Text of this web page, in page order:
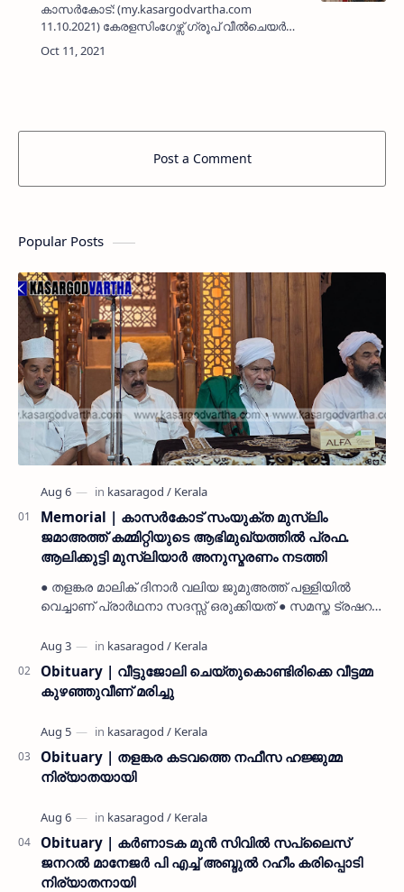
കാസർകോട്: (my.kasargodvartha.com
11.10.2021) കേരളസിംഗേഴ്സ് ഗ്രൂപ് വീൽചെയർ
കൈമാറൽ ചടങ്ങും സംഗീത നിശയും
സംഘടിപ്പിച്ചു. ജില്ലാ പഞ്ചായത്ത് വൈസ്
Post a Comment
Popular Posts
Memorial | കാസർകോട് സംയുക്ത മുസ്ലിം
ജമാഅത്ത് കമ്മിറ്റിയുടെ ആഭിമുഖ്യത്തിൽ പ്രഫ.
ആലിക്കുട്ടി മുസ്ലിയാർ അനുസ്മരണം നടത്തി
● തളങ്കര മാലിക് ദിനാർ വലിയ ജുമുഅത്ത് പള്ളിയിൽ
വെച്ചാണ് പ്രാർഥനാ സദസ്സ് ഒരുക്കിയത് ● സമസ്ത ട്രഷറർ
നൽകി കാസ…
Obituary | വീട്ടുജോലി ചെയ്തുകൊണ്ടിരിക്കെ വീട്ടമ്മ
കുഴഞ്ഞുവീണ് മരിച്ചു
Obituary | തളങ്കര കടവത്തെ നഫീസ ഹജ്ജുമ്മ
നിര്യാതയായി
Obituary | കർണാടക മുൻ സിവില്‍ സപ്ലൈസ്
ജനറൽ മാനേജർ പി എച്ച് അബ്ദുൽ റഹീം കരിപ്പൊടി
നിര്യാതനായി